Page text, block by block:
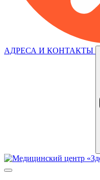
АДРЕСА И КОНТАКТЫ